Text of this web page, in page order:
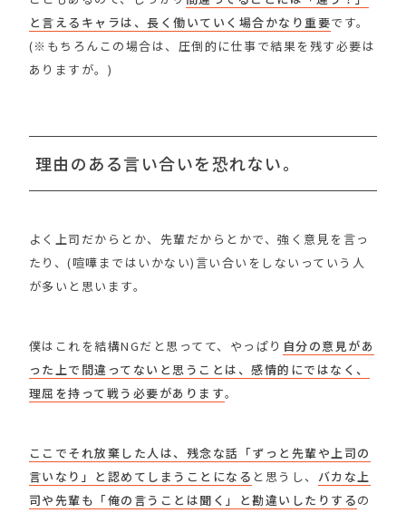
と言えるキャラは、長く働いていく場合かなり重要です。
(※もちろんこの場合は、圧倒的に仕事で結果を残す必要は
ありますが。)
理由のある言い合いを恐れない。
よく上司だからとか、先輩だからとかで、強く意見を言っ
たり、(喧嘩まではいかない)言い合いをしないっていう人
が多いと思います。
僕はこれを結構NGだと思ってて、やっぱり 自分の意見があ
った上で間違ってないと思うことは、感情的にではなく、
理屈を持って戦う必要があります。
ここでそれ放棄した人は、残念な話「ずっと先輩や上司の
言いなり」と認めてしまうことになる と思うし、 バカな上
司や先輩も「俺の言うことは聞く」と勘違いしたりするの